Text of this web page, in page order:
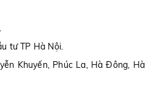
tư TP Hà Nội.
Khuyến, Phúc La, Hà Đông, Hà